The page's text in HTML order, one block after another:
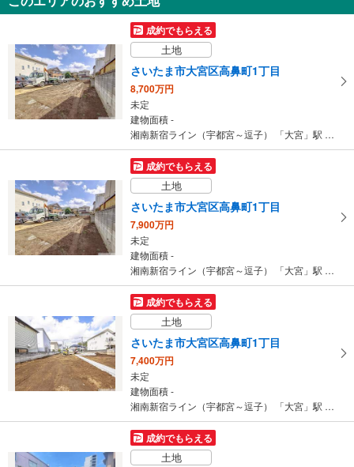
3,598万円
3DK
建物面積 72.86m
京浜東北線 「大宮」駅 徒歩13分
成約でもらえる
土地
さいたま市大宮区高鼻町1丁目
8,700万円
未定
建物面積 -
湘南新宿ライン（宇都宮～逗子） 「大宮」駅 徒歩15分
成約でもらえる
土地
さいたま市大宮区高鼻町1丁目
7,900万円
未定
建物面積 -
湘南新宿ライン（宇都宮～逗子） 「大宮」駅 徒歩15分
成約でもらえる
土地
さいたま市大宮区高鼻町1丁目
7,400万円
未定
建物面積 -
湘南新宿ライン（宇都宮～逗子） 「大宮」駅 徒歩15分
成約でもらえる
土地